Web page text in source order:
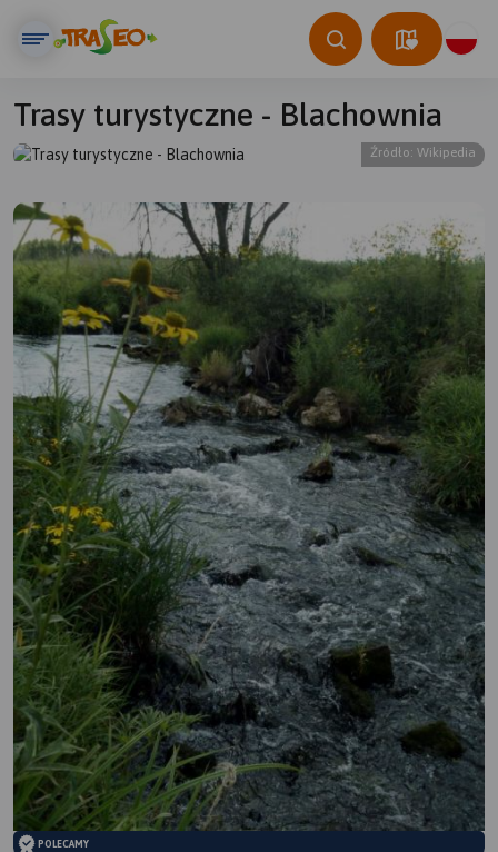
Trasy turystyczne - Blachownia
Źródło: Wikipedia
© Traseo Map © OpenMapTiles © OpenStreetMap contributors
POLECAMY